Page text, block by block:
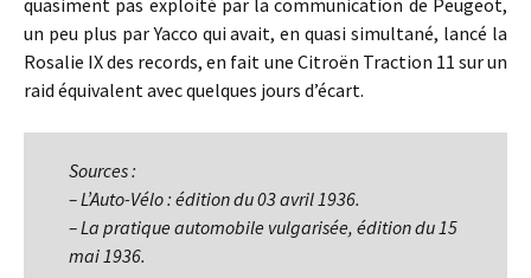
quasiment pas exploité par la communication de Peugeot,
un peu plus par Yacco qui avait, en quasi simultané, lancé la
Rosalie IX des records, en fait une Citroën Traction 11 sur un
raid équivalent avec quelques jours d’écart.
Sources :
– L’Auto-Vélo : édition du 03 avril 1936.
– La pratique automobile vulgarisée, édition du 15
mai 1936.